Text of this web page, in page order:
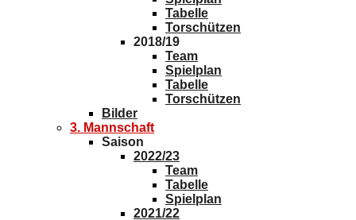
Tabelle
Torschützen
2018/19
Team
Spielplan
Tabelle
Torschützen
Bilder
3. Mannschaft
Saison
2022/23
Team
Tabelle
Spielplan
2021/22